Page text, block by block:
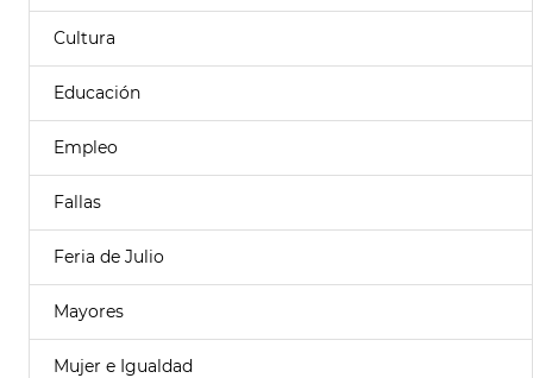
Cultura
Educación
Empleo
Fallas
Feria de Julio
Mayores
Mujer e Igualdad